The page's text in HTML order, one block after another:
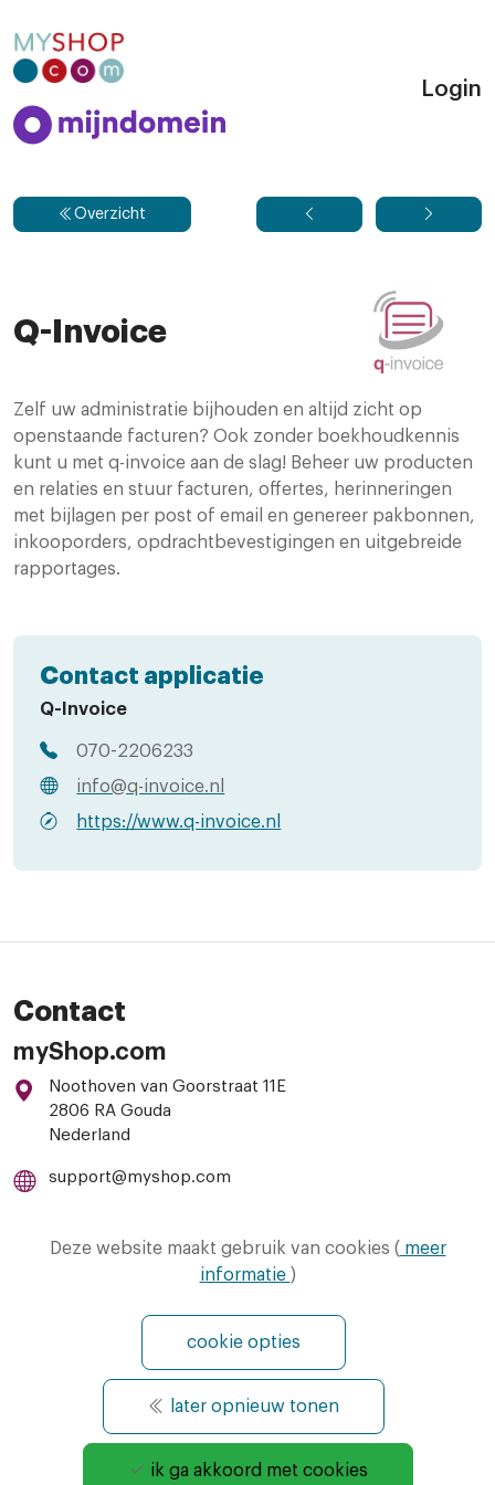
Login
Overzicht
Q-Invoice
Zelf uw administratie bijhouden en altijd zicht op
openstaande facturen? Ook zonder boekhoudkennis
kunt u met q-invoice aan de slag! Beheer uw producten
en relaties en stuur facturen, offertes, herinneringen
met bijlagen per post of email en genereer pakbonnen,
inkooporders, opdrachtbevestigingen en uitgebreide
rapportages.
Contact applicatie
Q-Invoice
070-2206233
info@q-invoice.nl
https://www.q-invoice.nl
Contact
myShop.com
Noothoven van Goorstraat 11E
2806 RA Gouda
Nederland
support@myshop.com
© Copyright 2026 - MyShop.com - All Rights
Reserved
Algemene voorwaarden|AVG / GDPR (privacy)
Deze website maakt gebruik van cookies ( meer
informatie )
cookie opties
later opnieuw tonen
ik ga akkoord met cookies